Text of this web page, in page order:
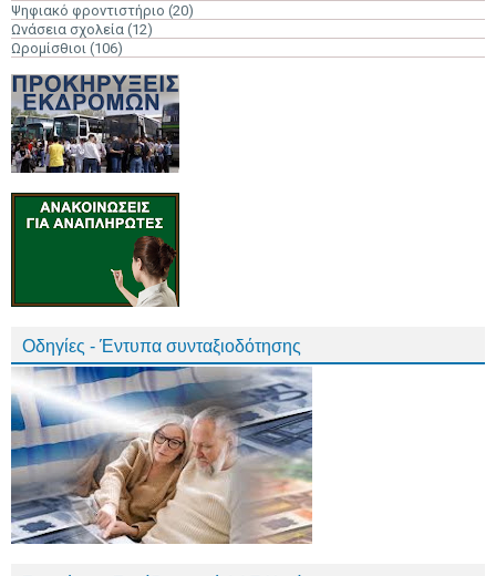
Ψηφιακό φροντιστήριο (20)
Ωνάσεια σχολεία (12)
Ωρομίσθιοι (106)
Οδηγίες - Έντυπα συνταξιοδότησης